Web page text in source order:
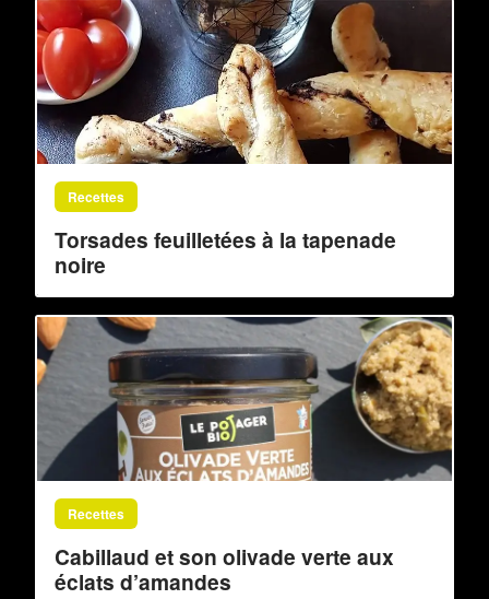
Recettes
Torsades feuilletées à la tapenade
noire
Recettes
Cabillaud et son olivade verte aux
éclats d’amandes